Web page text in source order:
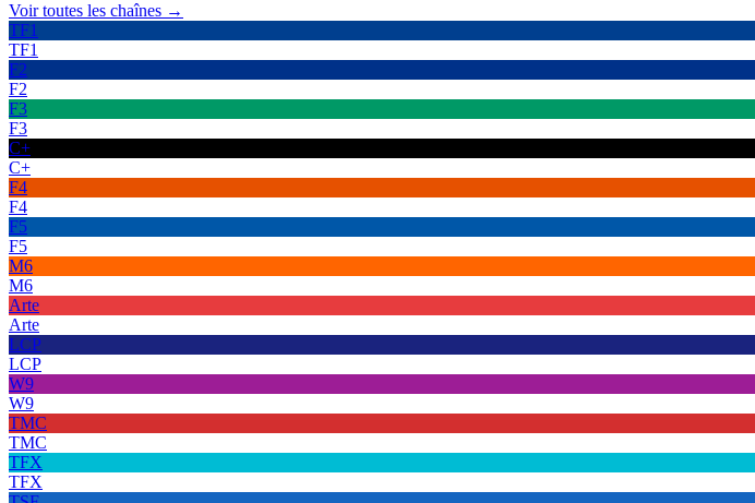
Voir toutes les chaînes →
TF1
TF1
F2
F2
F3
F3
C+
C+
F4
F4
F5
F5
M6
M6
Arte
Arte
LCP
LCP
W9
W9
TMC
TMC
TFX
TFX